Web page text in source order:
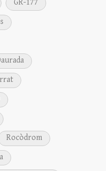
GR-177
Rocòdrom